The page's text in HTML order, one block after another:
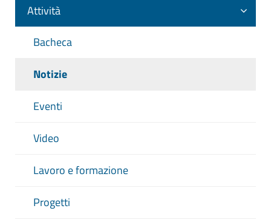
Attività
Bacheca
Notizie
Eventi
Video
Lavoro e formazione
Progetti